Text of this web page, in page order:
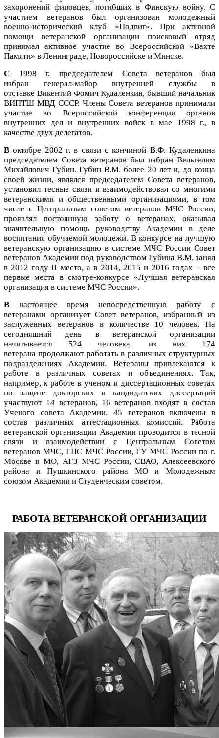
захоронений фиповцев, погибших в Финскую войну. С
участием ветеранов был организован молодежный
военно-исторический клуб «Подвиг». При активной
помощи ветеранской организации поисковый отряд
принимал активное участие во Всероссийской «Вахте
Памяти» в Ленинграде, Новороссийске и Минске.
С 1998 г. председателем Совета ветеранов был
избран
генерал-майор внутренней службы в
отставке Викентий Фомич Кудаленкин,бывший начальник
ВИПТШ МВД СССР. Члены Совета ветеранов принимали
участие во Всероссийской конференции органов
внутренних дел и внутренних войск в мае 1998 г., в
качестве двух делегатов.
В октябре 2002 г. в связи с кончиной В.Ф. Кудаленкина
председателем Совета ветеранов был избран Вельгелим
Михайлович Губин.Губин В.М. более 20 лет и, до конца
своей жизни, являлся председателем Совета ветеранов,
установил тесные связи и взаимодействовал со многими
ветеранскими и общественными организациями, в том
числе с Центральным советом ветеранов МЧС России,
проявлял постоянную заботу о ветеранах, оказывал
значительную помощь руководству Академии в деле
воспитания обучаемой молодежи. В конкурсе на лучшую
ветеранскую организацию в системе МЧС России Совет
ветеранов Академии под руководством Губина В.М. занял
в 2012 году II место, а в 2014, 2015 и 2016 годах – все
первые места в смотре-конкурсе «Лучшая ветеранская
организация в системе МЧС России».
В настоящее время непосредственную работу с
ветеранами организует Совет ветеранов, избранный из
заслуженных ветеранов в количестве 10 человек. На
сегодняшний день в ветеранской организации
начитывается 524 человека, из них 174
ветерана продолжают работать в различных структурных
подразделениях Академии. Ветераны привлекаются к
работе в различных советах и объединениях. Так,
например, к работе в ученом и диссертационных советах
по защите докторских и кандидатских диссертаций
участвуют 14 ветеранов, 16 ветеранов входят в состав
Ученого совета Академии. 45 ветеранов включены в
состав различных аттестационных комиссий. Работа
ветеранской организации Академии проводится в тесной
связи и взаимодействии с Центральным Советом
ветеранов МЧС, ГПС МЧС России, ГУ МЧС России по г.
Москве и МО, АГЗ МЧС России, СВАО, Алексеевского
района и Пушкинского района МО и Молодежным
союзом Академии и Студенческим советом.
РАБОТА ВЕТЕРАНСКОЙ ОРГАНИЗАЦИИ